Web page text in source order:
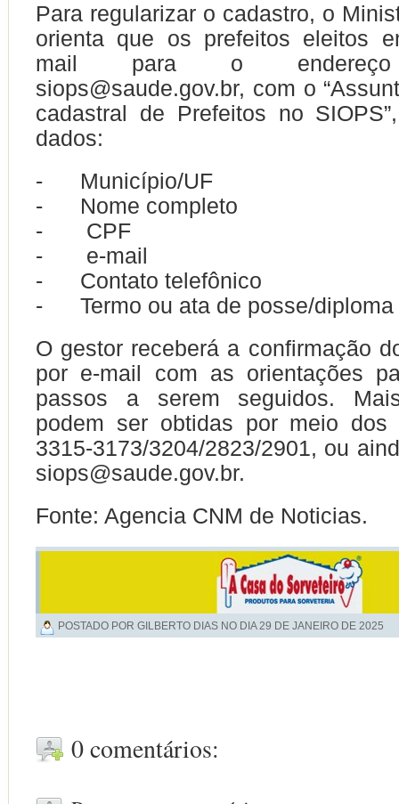
Para regularizar o cadastro, o
orienta que os prefeitos eleitos
mail para o endereço
siops@saude.gov.br, com o
cadastral de Prefeitos no
dados:
- Município/UF
- Nome completo
- CPF
- e-mail
- Contato telefônico
- Termo ou ata de posse/diploma
O gestor receberá a confirmação
por e-mail com as orientações
passos a serem seguidos.
podem ser obtidas por meio dos
3315-3173/3204/2823/2901, ou
siops@saude.gov.br.
Fonte: Agencia CNM de Noticias.
POSTADO POR GILBERTO DIAS NO DIA29 DE JANEIRO DE 2025
0 comentários: